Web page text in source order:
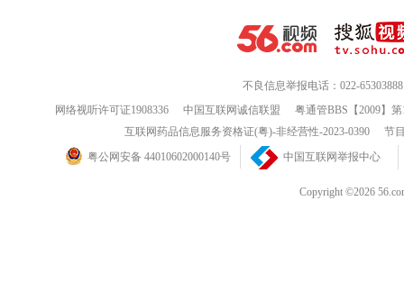
不良信息举报电话：022-65303888
网络视听许可证1908336
中国互联网诚信联盟
粤通管BBS【2009】
互联网药品信息服务资格证(粤)-非经营性-2023-0390
节
粤公网安备 44010602000140号
中国互联网举报中心
Copyright ©2026